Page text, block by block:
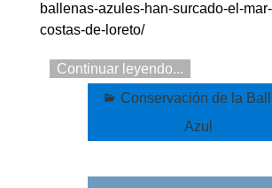
ballenas-azules-han-surcado-el-
costas-de-loreto/
Continuar leyendo...
Conservación de la
Azul